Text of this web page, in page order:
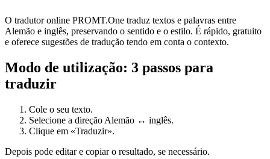
O tradutor online PROMT.One traduz textos e palavras entre
Alemão e inglês, preservando o sentido e o estilo. É rápido, gratuito
e oferece sugestões de tradução tendo em conta o contexto.
Modo de utilização: 3 passos para
traduzir
Cole o seu texto.
Selecione a direção Alemão ↔ inglês.
Clique em «Traduzir».
Depois pode editar e copiar o resultado, se necessário.